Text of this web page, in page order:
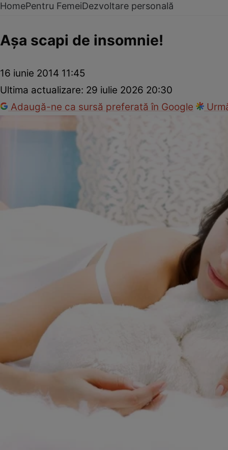
HomePentru FemeiDezvoltare personală
Aşa scapi de insomnie!
16 iunie 2014 11:45
Ultima actualizare: 29 iulie 2026 20:30
Adaugă-ne ca sursă preferată în Google